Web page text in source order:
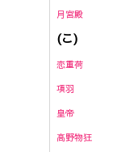
月宮殿
(こ)
恋重荷
項羽
皇帝
高野物狂